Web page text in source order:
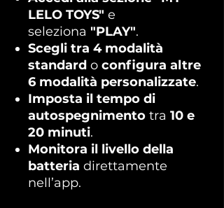
LELO TOYS" e
seleziona "PLAY".
Scegli tra 4 modalità
standard o configura altre
6 modalità personalizzate.
Imposta il tempo di
autospegnimento tra 10 e
20 minuti.
Monitora il livello della
batteria direttamente
nell’app.